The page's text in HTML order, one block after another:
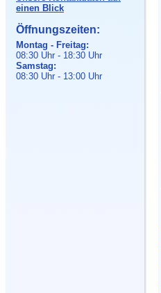
einen Blick
Öffnungszeiten:
Montag - Freitag:
08:30 Uhr - 18:30 Uhr
Samstag:
08:30 Uhr - 13:00 Uhr